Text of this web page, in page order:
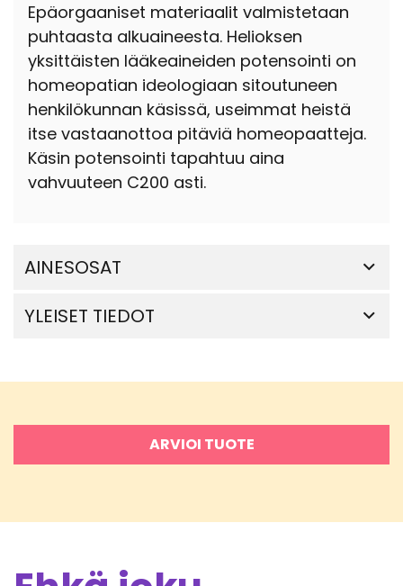
Epäorgaaniset materiaalit valmistetaan
puhtaasta alkuaineesta. Helioksen
yksittäisten lääkeaineiden potensointi on
homeopatian ideologiaan sitoutuneen
henkilökunnan käsissä, useimmat heistä
itse vastaanottoa pitäviä homeopaatteja.
Käsin potensointi tapahtuu aina
vahvuuteen C200 asti.
AINESOSAT
YLEISET TIEDOT
ARVIOI TUOTE